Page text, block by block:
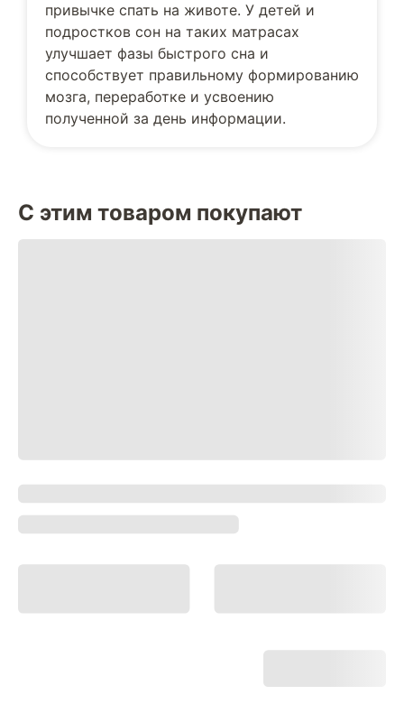
привычке спать на животе. У детей и
подростков сон на таких матрасах
улучшает фазы быстрого сна и
способствует правильному формированию
мозга, переработке и усвоению
полученной за день информации.
С этим товаром покупают